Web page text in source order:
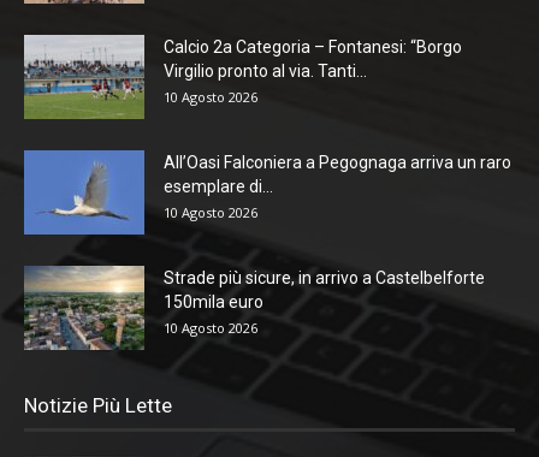
Calcio 2a Categoria – Fontanesi: “Borgo
Virgilio pronto al via. Tanti...
10 Agosto 2026
All’Oasi Falconiera a Pegognaga arriva un raro
esemplare di...
10 Agosto 2026
Strade più sicure, in arrivo a Castelbelforte
150mila euro
10 Agosto 2026
Notizie Più Lette